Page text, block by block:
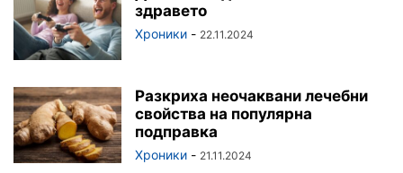
здравето
Хроники - 22.11.2024
Разкриха неочаквани лечебни
свойства на популярна
подправка
Хроники - 21.11.2024